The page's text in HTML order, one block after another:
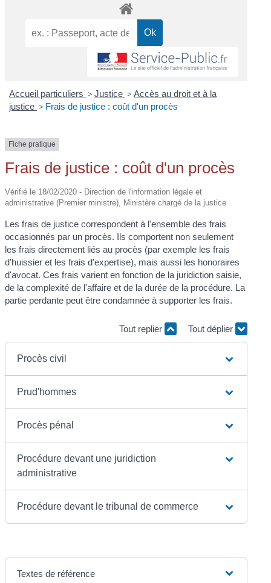
Accueil particuliers > Justice > Accès au droit et à la
justice > Frais de justice : coût d'un procès
Fiche pratique
Frais de justice : coût d'un procès
Vérifié le 18/02/2020 - Direction de l'information légale et
administrative (Premier ministre), Ministère chargé de la justice
Les frais de justice correspondent à l'ensemble des frais
occasionnés par un procès. Ils comportent non seulement
les frais directement liés au procès (par exemple les frais
d'huissier et les frais d'expertise), mais aussi les honoraires
d'avocat. Ces frais varient en fonction de la juridiction saisie,
de la complexité de l'affaire et de la durée de la procédure. La
partie perdante peut être condamnée à supporter les frais.
Tout replier Tout déplier
Procès civil
Prud'hommes
Procès pénal
Procédure devant une juridiction
administrative
Procédure devant le tribunal de commerce
Textes de référence